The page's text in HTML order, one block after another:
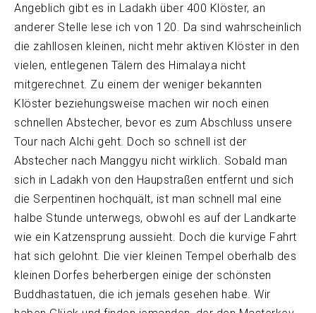
Angeblich gibt es in Ladakh über 400 Klöster, an
anderer Stelle lese ich von 120. Da sind wahrscheinlich
die zahllosen kleinen, nicht mehr aktiven Klöster in den
vielen, entlegenen Tälern des Himalaya nicht
mitgerechnet. Zu einem der weniger bekannten
Klöster beziehungsweise machen wir noch einen
schnellen Abstecher, bevor es zum Abschluss unsere
Tour nach Alchi geht. Doch so schnell ist der
Abstecher nach Manggyu nicht wirklich. Sobald man
sich in Ladakh von den Haupstraßen entfernt und sich
die Serpentinen hochquält, ist man schnell mal eine
halbe Stunde unterwegs, obwohl es auf der Landkarte
wie ein Katzensprung aussieht. Doch die kurvige Fahrt
hat sich gelohnt. Die vier kleinen Tempel oberhalb des
kleinen Dorfes beherbergen einige der schönsten
Buddhastatuen, die ich jemals gesehen habe. Wir